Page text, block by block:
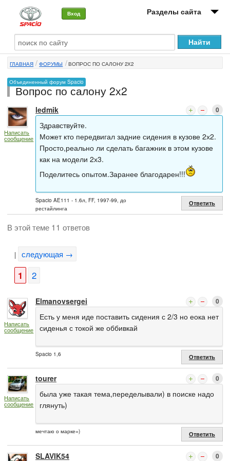
Вход Разделы сайта
О машине
Автоклуб
Форумы
Сервисы и услуги
Новости
ГЛАВНАЯ ФОРУМЫ ВОПРОС ПО САЛОНУ 2Х2
Объединенный форум Spacio
Вопрос по салону 2х2
Написать
сообщение
ledmik 0
Здравствуйте.
Может кто передвигал задние сидения в кузове 2х2.
Просто,реально ли сделать багажник в этом кузове
как на модели 2х3.
Поделитесь опытом.Заранее благодарен!!!
Spacio AE111 - 1.6л, FF, 1997-99, до
рестайлинга
Ответить
В этой теме 11 ответов
| следующая →
1 2
Написать
сообщение
Elmanovsergei 0
Есть у меня иде поставить сидения с 2/3 но еока нет
сиденья с токой же оббивкай
Spacio 1,6 Ответить
Написать
сообщение
tourer 0
была уже такая тема,переделывали) в поиске надо
глянуть)
мечтаю о марке=) Ответить
SLAVIK54 0